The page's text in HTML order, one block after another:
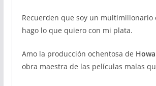
Recuerden que soy un multimillonario
hago lo que quiero con mi plata.
Amo la producción ochentosa de
obra maestra de las películas malas